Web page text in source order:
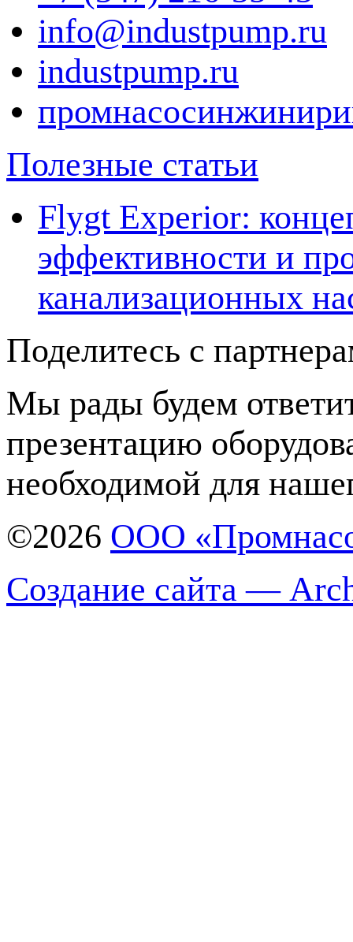
info@industpump.ru
industpump.ru
Полезные статьи
Flygt Experior:
эффективности и
канализационных
Поделитесь с
Мы рады будем
презентацию
необходимой для
©2026 ООО
Создание сайта —